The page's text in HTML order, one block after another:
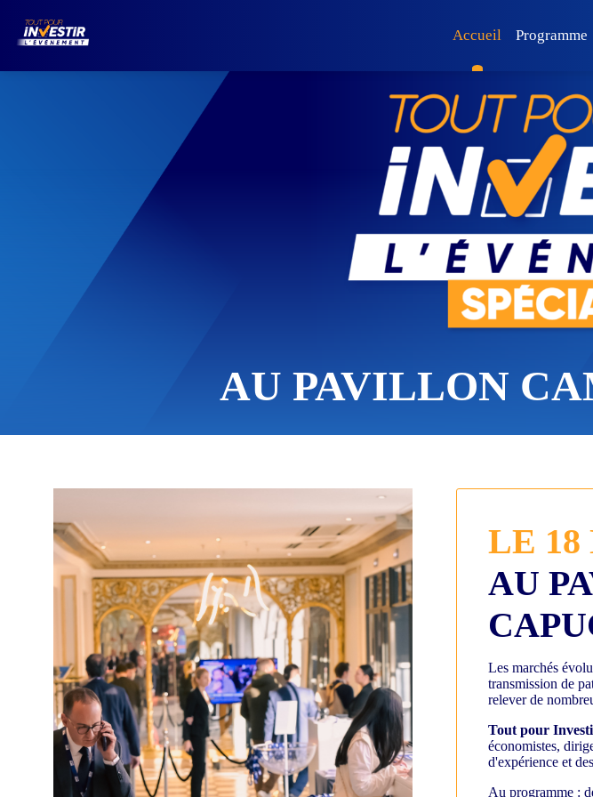
Accueil Programme
AU PAVILLON
LE 18
AU
Les marchés
transmission de
relever de
Tout pour
économistes,
d'expérience et
Au programme :